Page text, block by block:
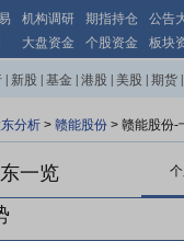
机构调研 期指持仓
公告
大盘资金 个股资金 板块
新股 基金 港股 美股 期货
分析 > 赣能股份 > 赣能股份-
一览